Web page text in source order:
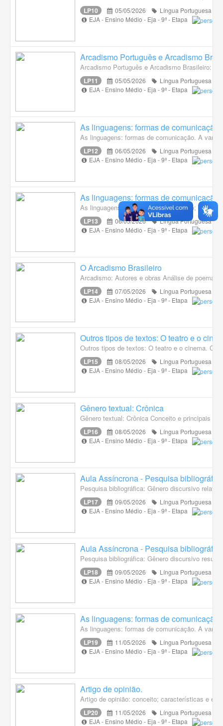
LP10 05/05/2026
Língua Portuguesa
EJA - Ensino Médio - Eja - 9ª - Etapa
Arcadismo Português e Arcadismo
Arcadismo Português e Arcadismo Brasileiro:
LP11 05/05/2026
Língua Portuguesa
EJA - Ensino Médio - Eja - 9ª - Etapa
As linguagens: formas de
As linguagens: formas de comunicação. A
LP12 06/05/2026
Língua Portuguesa
EJA - Ensino Médio - Eja - 9ª - Etapa
As linguagens: formas de
As linguagens: formas de comunicação; A
LP13 06/05/2026
Língua Portuguesa
EJA - Ensino Médio - Eja - 9ª - Etapa
O Arcadismo Brasileiro
Arcadismo: Autores e obras Análise de poemas
LP14 07/05/2026
Língua Portuguesa
EJA - Ensino Médio - Eja - 9ª - Etapa
Outros tipos de textos: O teatro e o
Outros tipos de textos: O teatro e o cinema.
LP15 08/05/2026
Língua Portuguesa
EJA - Ensino Médio - Eja - 9ª - Etapa
Gênero textual: Crônica
Gênero textual: Crônica Conceito e principais
LP16 08/05/2026
Língua Portuguesa
EJA - Ensino Médio - Eja - 9ª - Etapa
Aula Assíncrona - Pesquisa
Pesquisa bibliográfica: Gênero discursivo
LP17 09/05/2026
Língua Portuguesa
EJA - Ensino Médio - Eja - 9ª - Etapa
Aula Assíncrona - Pesquisa
Pesquisa bibliográfica: Gênero discursivo
LP18 09/05/2026
Língua Portuguesa
EJA - Ensino Médio - Eja - 9ª - Etapa
As linguagens: formas de
As linguagens: formas de comunicação. A
LP19 11/05/2026
Língua Portuguesa
EJA - Ensino Médio - Eja - 9ª - Etapa
Artigo de opinião.
Artigo de opinião: conceito; características e
LP20 11/05/2026
Língua Portuguesa
EJA - Ensino Médio - Eja - 9ª - Etapa